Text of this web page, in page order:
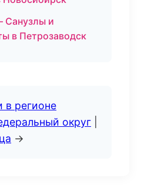
Санузлы и
в Петрозаводск
в регионе
округ
→